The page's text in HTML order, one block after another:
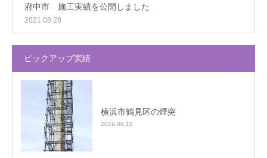
府中市 施工実績を公開しました
2021.08.28
ピックアップ実績
横浜市鶴見区の煙突
2019.06.15